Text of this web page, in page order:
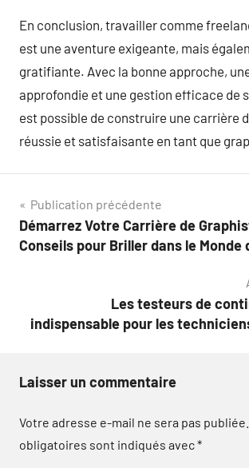
En conclusion, travailler comme
est une aventure exigeante, mais
gratifiante. Avec la bonne approche,
approfondie et une gestion efficace de
est possible de construire une carrière
réussie et satisfaisante en tant que
Navigation
de
Publication précédente
Démarrez Votre Carrière de
Conseils pour Briller dans le Monde
Les testeurs de
indispensable pour les
Laisser un commentaire
Votre adresse e-mail ne sera pas publiée.
obligatoires sont indiqués avec*